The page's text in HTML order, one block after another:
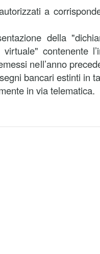
a
della
contenente
nell’anno
bancari estinti in
in via telematica.